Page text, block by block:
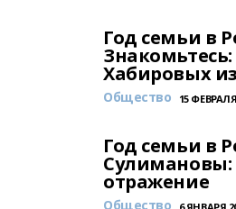
Год семьи в
Хабировых
Общество 15 ФЕВРАЛЯ
Год семьи в
отражение
Общество